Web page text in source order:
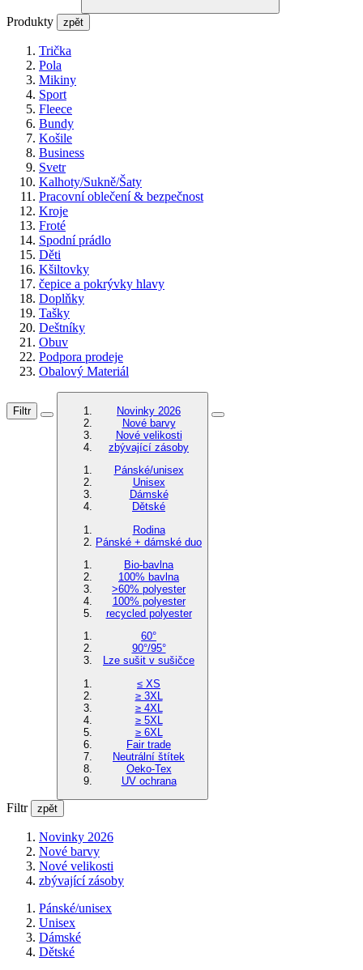
Produkty zpět
Trička
Pola
Mikiny
Sport
Fleece
Bundy
Košile
Business
Svetr
Kalhoty/Sukně/Šaty
Pracovní oblečení & bezpečnost
Kroje
Froté
Spodní prádlo
Děti
Kšiltovky
čepice a pokrývky hlavy
Doplňky
Tašky
Deštníky
Obuv
Podpora prodeje
Obalový Materiál
Filtr
Novinky 2026
Nové barvy
Nové velikosti
zbývající zásoby
Pánské/unisex
Unisex
Dámské
Dětské
Rodina
Pánské + dámské duo
Bio-bavlna
100% bavlna
>60% polyester
100% polyester
recycled polyester
60°
90°/95°
Lze sušit v sušičce
≤ XS
≥ 3XL
≥ 4XL
≥ 5XL
≥ 6XL
Fair trade
Neutrální štítek
Oeko-Tex
UV ochrana
Filtr zpět
Novinky 2026
Nové barvy
Nové velikosti
zbývající zásoby
Pánské/unisex
Unisex
Dámské
Dětské